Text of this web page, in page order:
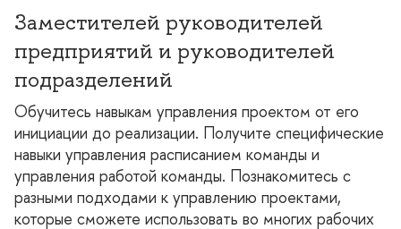
Заместителей руководителей
предприятий и руководителей
подразделений
Обучитесь навыкам управления проектом от его
инициации до реализации. Получите специфические
навыки управления расписанием команды и
управления работой команды. Познакомитесь с
разными подходами к управлению проектами,
которые сможете использовать во многих рабочих